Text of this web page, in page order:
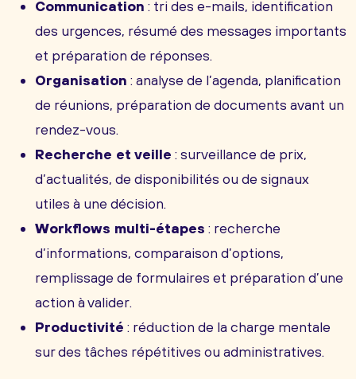
Communication : tri des e-mails, identification
des urgences, résumé des messages importants
et préparation de réponses.
Organisation : analyse de l’agenda, planification
de réunions, préparation de documents avant un
rendez-vous.
Recherche et veille : surveillance de prix,
d’actualités, de disponibilités ou de signaux
utiles à une décision.
Workflows multi-étapes : recherche
d’informations, comparaison d’options,
remplissage de formulaires et préparation d’une
action à valider.
Productivité : réduction de la charge mentale
sur des tâches répétitives ou administratives.